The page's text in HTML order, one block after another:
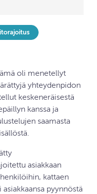
oli menetellyt
yhteydenpidon
keskeneräisestä
kanssa ja
saamasta
asiakkaan
kattaen
pyynnöstä